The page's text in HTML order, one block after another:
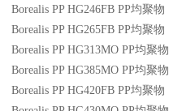
Borealis PP HG246FB PP均聚物
Borealis PP HG265FB PP均聚物
Borealis PP HG313MO PP均聚物
Borealis PP HG385MO PP均聚物
Borealis PP HG420FB PP均聚物